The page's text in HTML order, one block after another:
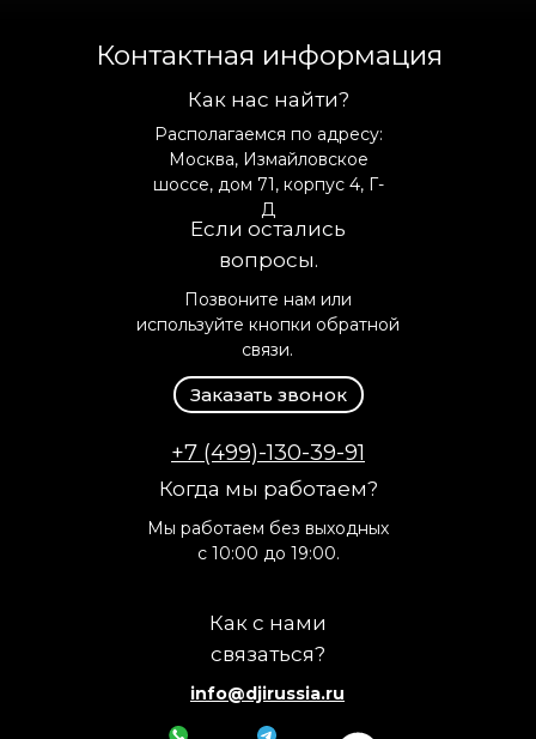
Как нас найти?
Когда мы работаем?
Если остались
вопросы.
Как с нами
связаться?
Располагаемся по адресу:
Москва, Измайловское
шоссе, дом 71, корпус 4, Г-
Д
Мы работаем без выходных
с 10:00 до 19:00.
Позвоните нам или
используйте кнопки обратной
связи.
+7 (499)-130-39-91
info@djirussia.ru
Заказать звонок
Контактная информация